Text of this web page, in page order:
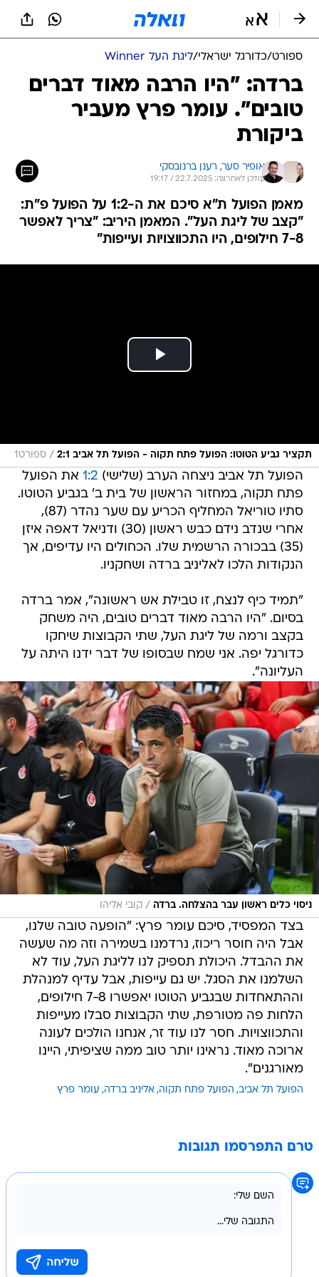
ספורט/כדורגל ישראלי/ליגת העל Winner
ברדה: "היו הרבה מאוד דברים
טובים". עומר פרץ מעביר
ביקורת
אופיר סער, רענן ברנובסקי
עודכן לאחרונה: 22.7.2025 / 19:17
מאמן הפועל ת"א סיכם את ה-1:2 על הפועל פ"ת:
"קצב של ליגת העל". המאמן היריב: "צריך לאפשר
7-8 חילופים, היו התכווצויות ועייפות"
תקציר גביע הטוטו: הפועל פתח תקוה - הפועל תל אביב 2:1 / ספורט1
הפועל תל אביב ניצחה הערב (שלישי) 1:2 את הפועל
פתח תקוה, במחזור הראשון של בית ב' בגביע הטוטו.
סתיו טוריאל המחליף הכריע עם שער נהדר (87),
אחרי שנדב נידם כבש ראשון (30) ודניאל דאפה איזן
(35) בבכורה הרשמית שלו. הכחולים היו עדיפים, אך
הנקודות הלכו לאליניב ברדה ושחקניו.
"תמיד כיף לנצח, זו טבילת אש ראשונה", אמר ברדה
בסיום. "היו הרבה מאוד דברים טובים, היה משחק
בקצב ורמה של ליגת העל, שתי הקבוצות שיחקו
כדורגל יפה. אני שמח שבסופו של דבר ידנו היתה על
העליונה".
ניסוי כלים ראשון עבר בהצלחה. ברדה / קובי אליהו
בצד המפסיד, סיכם עומר פרץ: "הופעה טובה שלנו,
אבל היה חוסר ריכוז, נרדמנו בשמירה וזה מה שעשה
את ההבדל. היכולת תספיק לנו לליגת העל, עוד לא
השלמנו את הסגל. יש גם עייפות, אבל עדיף למנהלת
וההתאחדות שבגביע הטוטו יאפשרו 7-8 חילופים,
הלחות פה מטורפת, שתי הקבוצות סבלו מעייפות
והתכווצויות. חסר לנו עוד זר, אנחנו הולכים לעונה
ארוכה מאוד. נראינו יותר טוב ממה שציפיתי, היינו
מאורגנים".
הפועל תל אביב הפועל פתח תקוה אליניב ברדה עומר פרץ
טרם התפרסמו תגובות